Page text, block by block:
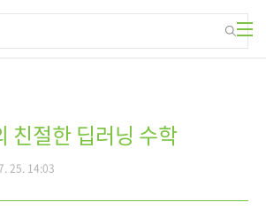
친절한 딥러닝 수학
25. 14:03